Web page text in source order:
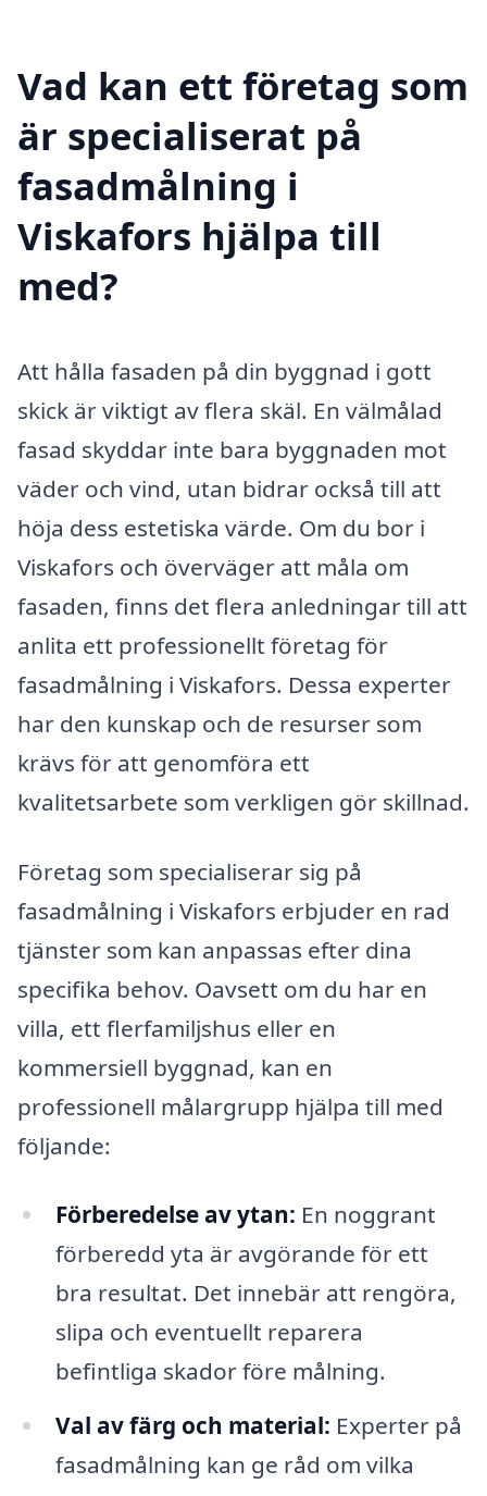
Vad kan ett företag som
är specialiserat på
fasadmålning i
Viskafors hjälpa till
med?
Att hålla fasaden på din byggnad i gott
skick är viktigt av flera skäl. En välmålad
fasad skyddar inte bara byggnaden mot
väder och vind, utan bidrar också till att
höja dess estetiska värde. Om du bor i
Viskafors och överväger att måla om
fasaden, finns det flera anledningar till att
anlita ett professionellt företag för
fasadmålning i Viskafors. Dessa experter
har den kunskap och de resurser som
krävs för att genomföra ett
kvalitetsarbete som verkligen gör skillnad.
Företag som specialiserar sig på
fasadmålning i Viskafors erbjuder en rad
tjänster som kan anpassas efter dina
specifika behov. Oavsett om du har en
villa, ett flerfamiljshus eller en
kommersiell byggnad, kan en
professionell målargrupp hjälpa till med
följande:
Förberedelse av ytan: En noggrant
förberedd yta är avgörande för ett
bra resultat. Det innebär att rengöra,
slipa och eventuellt reparera
befintliga skador före målning.
Val av färg och material: Experter på
fasadmålning kan ge råd om vilka